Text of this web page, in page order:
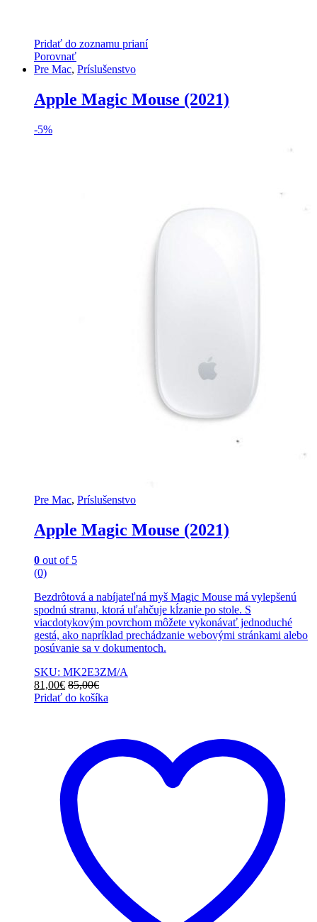
Pridať do zoznamu prianí
Porovnať
Pre Mac, Príslušenstvo
Apple Magic Mouse (2021)
-5%
Pre Mac, Príslušenstvo
Apple Magic Mouse (2021)
0 out of 5
(0)
Bezdrôtová a nabíjateľná myš Magic Mouse má vylepšenú
spodnú stranu, ktorá uľahčuje kĺzanie po stole. S
viacdotykovým povrchom môžete vykonávať jednoduché
gestá, ako napríklad prechádzanie webovými stránkami alebo
posúvanie sa v dokumentoch.
SKU: MK2E3ZM/A
81,00€ 85,00€
Pridať do košíka